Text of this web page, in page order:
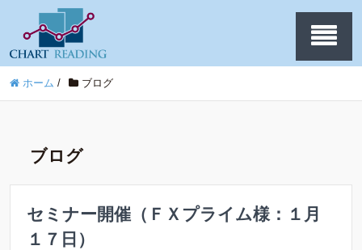
ホーム / ブログ
ブログ
セミナー開催（ＦＸプライム様：１月
１７日）